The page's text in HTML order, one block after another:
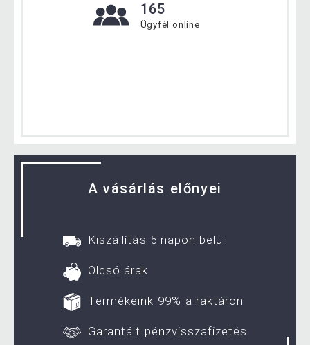
165
Ügyfél online
A vásárlás előnyei
Kiszállítás 5 napon belül
Olcsó árak
Termékeink 99%-a raktáron
Garantált pénzvisszafizetés